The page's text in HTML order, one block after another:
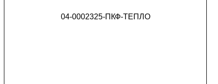
04-0002325-ПКФ-ТЕПЛО